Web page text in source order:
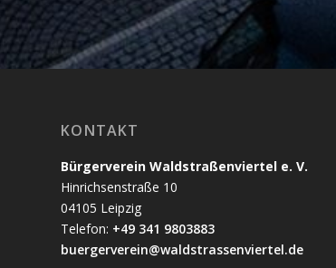
KONTAKT
Bürgerverein Waldstraßenviertel e. V.
Hinrichsenstraße 10
04105 Leipzig
Telefon: +49 341 9803883
buergerverein@waldstrassenviertel.de